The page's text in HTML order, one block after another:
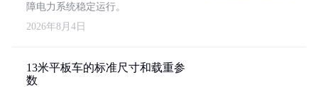
障电力系统稳定运行。
2026年8月4日
13米平板车的标准尺寸和载重参
数